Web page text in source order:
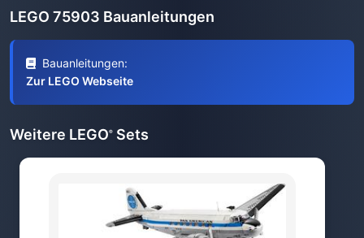
LEGO 75903 Bauanleitungen
Bauanleitungen:
Zur LEGO Webseite
Weitere LEGO® Sets